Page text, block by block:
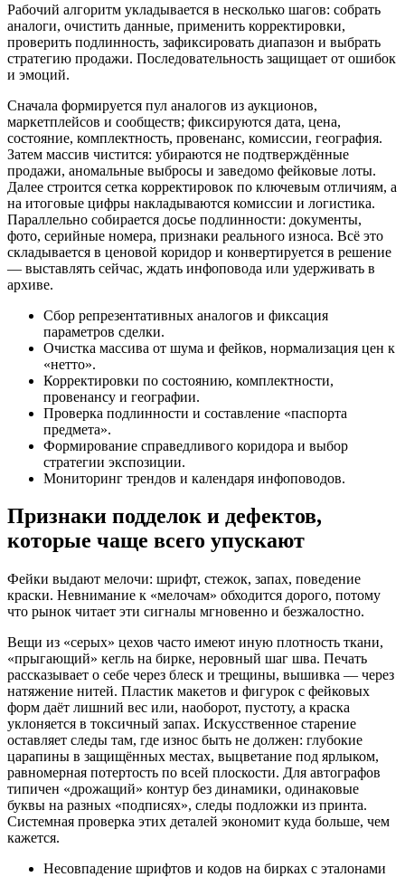
Рабочий алгоритм укладывается в несколько шагов: собрать
аналоги, очистить данные, применить корректировки,
проверить подлинность, зафиксировать диапазон и выбрать
стратегию продажи. Последовательность защищает от ошибок
и эмоций.
Сначала формируется пул аналогов из аукционов,
маркетплейсов и сообществ; фиксируются дата, цена,
состояние, комплектность, провенанс, комиссии, география.
Затем массив чистится: убираются не подтверждённые
продажи, аномальные выбросы и заведомо фейковые лоты.
Далее строится сетка корректировок по ключевым отличиям, а
на итоговые цифры накладываются комиссии и логистика.
Параллельно собирается досье подлинности: документы,
фото, серийные номера, признаки реального износа. Всё это
складывается в ценовой коридор и конвертируется в решение
— выставлять сейчас, ждать инфоповода или удерживать в
архиве.
Сбор репрезентативных аналогов и фиксация
параметров сделки.
Очистка массива от шума и фейков, нормализация цен к
«нетто».
Корректировки по состоянию, комплектности,
провенансу и географии.
Проверка подлинности и составление «паспорта
предмета».
Формирование справедливого коридора и выбор
стратегии экспозиции.
Мониторинг трендов и календаря инфоповодов.
Признаки подделок и дефектов,
которые чаще всего упускают
Фейки выдают мелочи: шрифт, стежок, запах, поведение
краски. Невнимание к «мелочам» обходится дорого, потому
что рынок читает эти сигналы мгновенно и безжалостно.
Вещи из «серых» цехов часто имеют иную плотность ткани,
«прыгающий» кегль на бирке, неровный шаг шва. Печать
рассказывает о себе через блеск и трещины, вышивка — через
натяжение нитей. Пластик макетов и фигурок с фейковых
форм даёт лишний вес или, наоборот, пустоту, а краска
уклоняется в токсичный запах. Искусственное старение
оставляет следы там, где износ быть не должен: глубокие
царапины в защищённых местах, выцветание под ярлыком,
равномерная потертость по всей плоскости. Для автографов
типичен «дрожащий» контур без динамики, одинаковые
буквы на разных «подписях», следы подложки из принта.
Системная проверка этих деталей экономит куда больше, чем
кажется.
Несовпадение шрифтов и кодов на бирках с эталонами